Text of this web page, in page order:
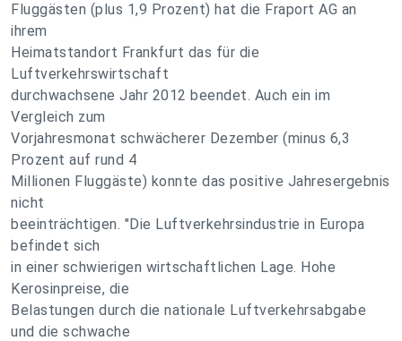
Fluggästen (plus 1,9 Prozent) hat die Fraport AG an
ihrem
Heimatstandort Frankfurt das für die
Luftverkehrswirtschaft
durchwachsene Jahr 2012 beendet. Auch ein im
Vergleich zum
Vorjahresmonat schwächerer Dezember (minus 6,3
Prozent auf rund 4
Millionen Fluggäste) konnte das positive Jahresergebnis
nicht
beeinträchtigen. "Die Luftverkehrsindustrie in Europa
befindet sich
in einer schwierigen wirtschaftlichen Lage. Hohe
Kerosinpreise, die
Belastungen durch die nationale Luftverkehrsabgabe
und die schwache